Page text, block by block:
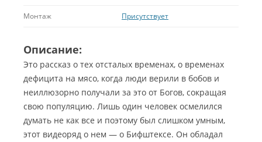
Монтаж Присутствует
Описание:
Это рассказ о тех отсталых временах, о временах
дефицита на мясо, когда люди верили в бобов и
неиллюзорно получали за это от Богов, сокращая
свою популяцию. Лишь один человек осмелился
думать не как все и поэтому был слишком умным,
этот видеоряд о нем — о Бифштексе. Он обладал